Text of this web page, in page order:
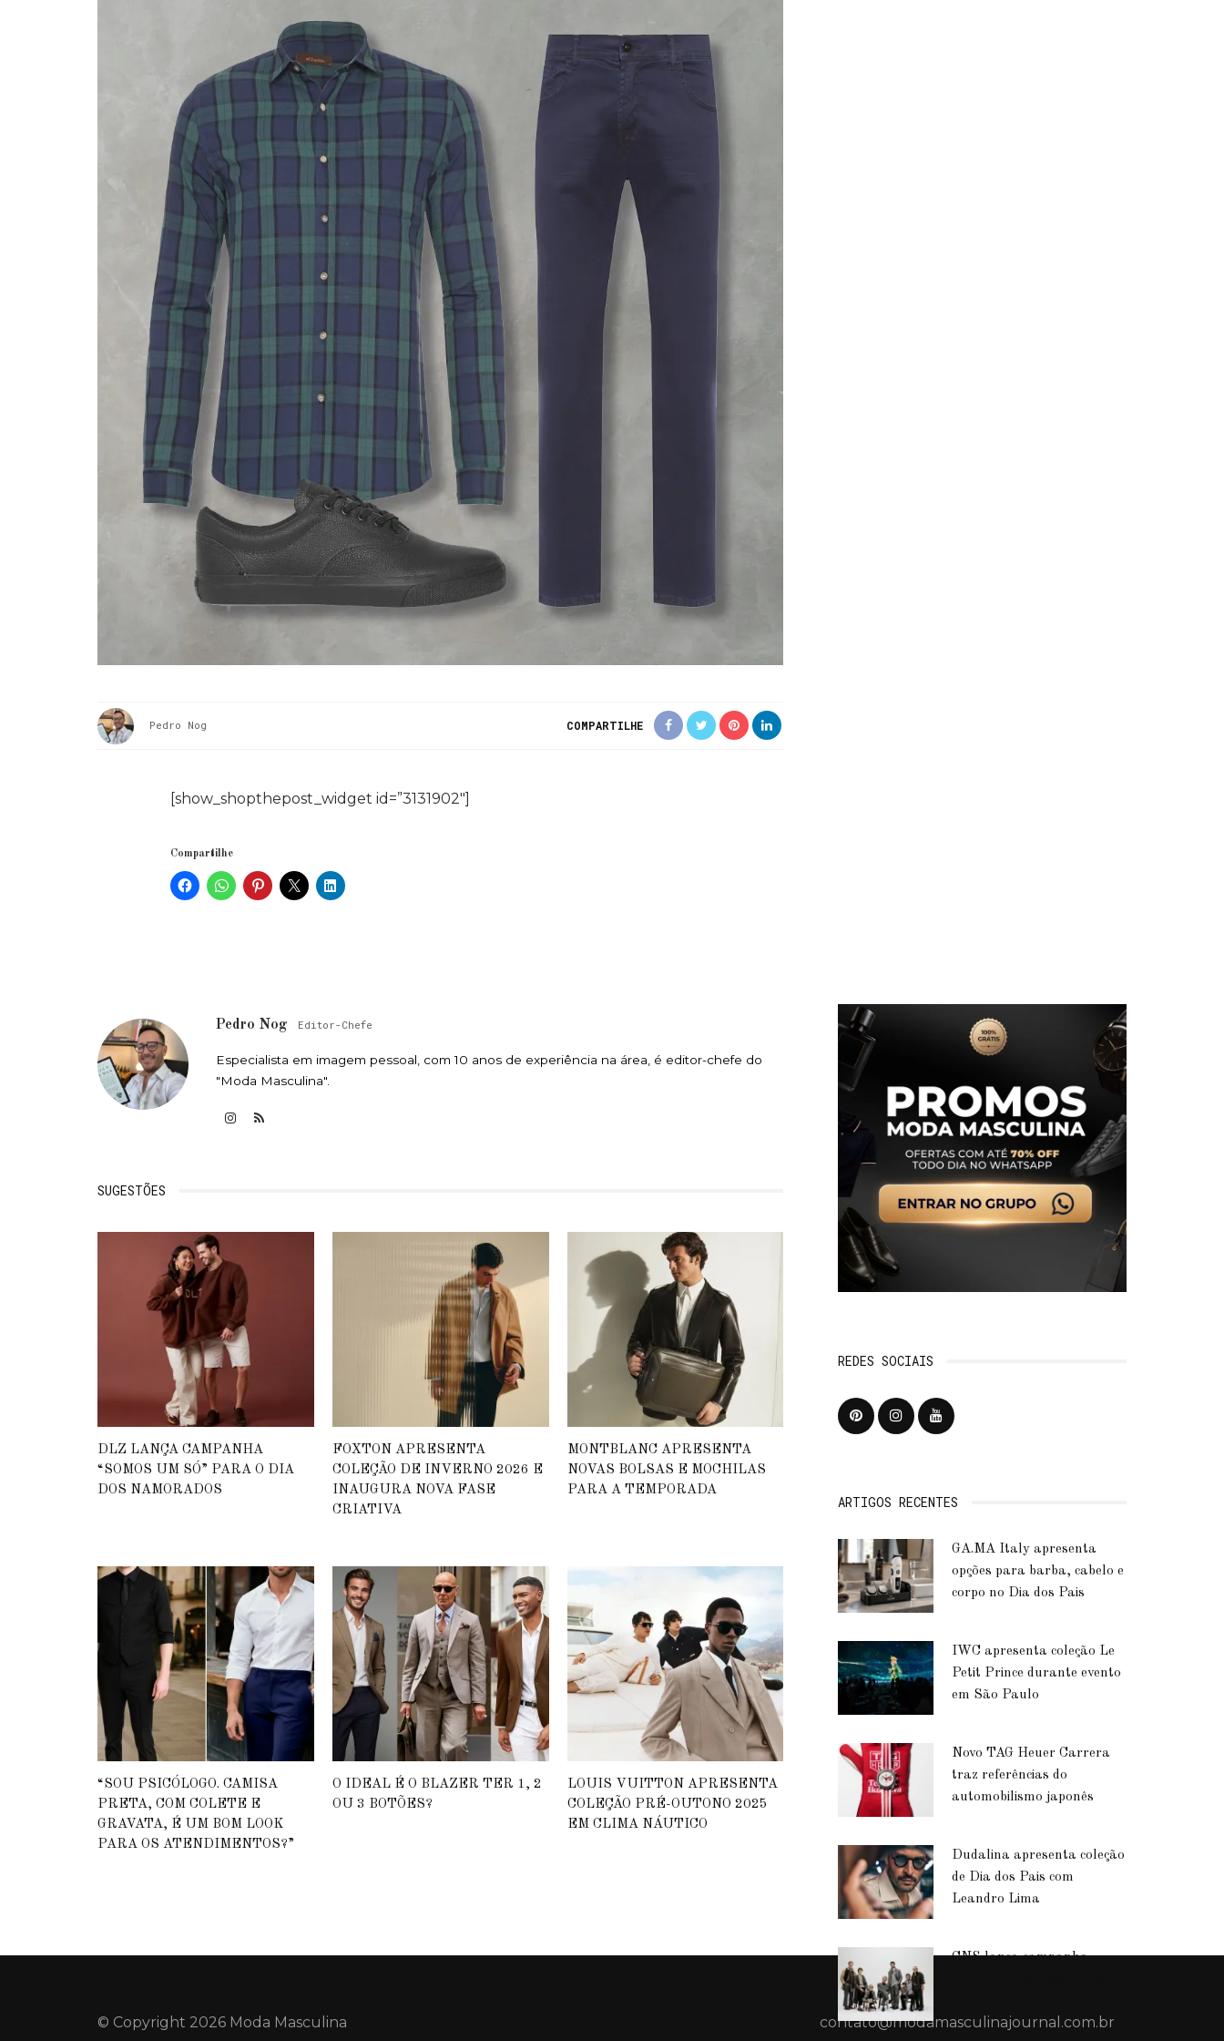
Pedro Nog COMPARTILHE
[show_shopthepost_widget id=”3131902″]
Compartilhe
Pedro Nog Editor-Chefe
Especialista em imagem pessoal, com 10 anos de experiência na área, é editor-chefe do
"Moda Masculina".
SUGESTÕES
DLZ LANÇA CAMPANHA
“SOMOS UM SÓ” PARA O DIA
DOS NAMORADOS
FOXTON APRESENTA
COLEÇÃO DE INVERNO 2026 E
INAUGURA NOVA FASE
CRIATIVA
MONTBLANC APRESENTA
NOVAS BOLSAS E MOCHILAS
PARA A TEMPORADA
“SOU PSICÓLOGO. CAMISA
PRETA, COM COLETE E
GRAVATA, É UM BOM LOOK
PARA OS ATENDIMENTOS?”
O IDEAL É O BLAZER TER 1, 2
OU 3 BOTÕES?
LOUIS VUITTON APRESENTA
COLEÇÃO PRÉ-OUTONO 2025
EM CLIMA NÁUTICO
REDES SOCIAIS
ARTIGOS RECENTES
GA.MA Italy apresenta
opções para barba, cabelo e
corpo no Dia dos Pais
IWC apresenta coleção Le
Petit Prince durante evento
em São Paulo
Novo TAG Heuer Carrera
traz referências do
automobilismo japonês
Dudalina apresenta coleção
de Dia dos Pais com
Leandro Lima
CNS lança campanha
© Copyright 2026 Moda Masculina contato@modamasculinajournal.com.br